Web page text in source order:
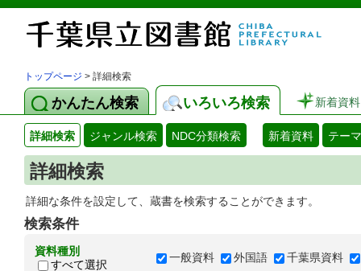
トップページ > 詳細検索
かんたん検索 いろいろ検索 新着資料
詳細検索 ジャンル検索 NDC分類検索 新着資料 テー
詳細検索
詳細な条件を設定して、蔵書を検索することができます。
検索条件
資料種別
すべて選択
一般資料 外国語 千葉県資料